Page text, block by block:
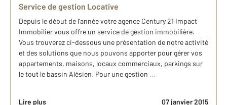
Service de gestion Locative
Depuis le début de l'année votre agence Century 21 Impact
Immobilier vous offre un service de gestion immobilière.
Vous trouverez ci-dessous une présentation de notre activité
et des solutions que nous pouvons apporter pour gérer vos
appartements, maisons, locaux commerciaux, parkings sur
le tout le bassin Alésien. Pour une gestion ...
Lire plus 07 janvier 2015